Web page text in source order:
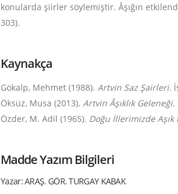
konularda şiirler söylemiştir. Âşığın
303).
Kaynakça
Gökalp, Mehmet (1988). Artvin Saz Şairleri.
Öksüz, Musa (2013). Artvin Âşıklık Geleneği.
Özder, M. Adil (1965). Doğu İllerimizde Aşık
Madde Yazım Bilgileri
Yazar: ARAŞ. GÖR. TURGAY KABAK